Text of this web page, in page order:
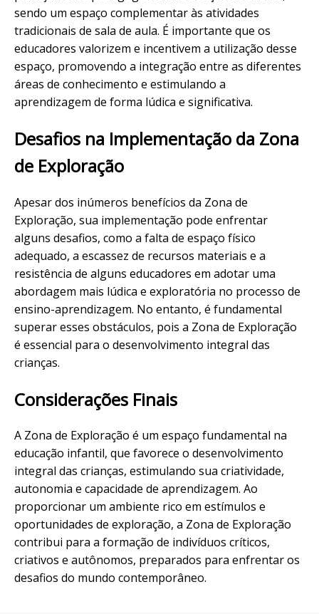
sendo um espaço complementar às atividades
tradicionais de sala de aula. É importante que os
educadores valorizem e incentivem a utilização desse
espaço, promovendo a integração entre as diferentes
áreas de conhecimento e estimulando a
aprendizagem de forma lúdica e significativa.
Desafios na Implementação da Zona
de Exploração
Apesar dos inúmeros benefícios da Zona de
Exploração, sua implementação pode enfrentar
alguns desafios, como a falta de espaço físico
adequado, a escassez de recursos materiais e a
resistência de alguns educadores em adotar uma
abordagem mais lúdica e exploratória no processo de
ensino-aprendizagem. No entanto, é fundamental
superar esses obstáculos, pois a Zona de Exploração
é essencial para o desenvolvimento integral das
crianças.
Considerações Finais
A Zona de Exploração é um espaço fundamental na
educação infantil, que favorece o desenvolvimento
integral das crianças, estimulando sua criatividade,
autonomia e capacidade de aprendizagem. Ao
proporcionar um ambiente rico em estímulos e
oportunidades de exploração, a Zona de Exploração
contribui para a formação de indivíduos críticos,
criativos e autônomos, preparados para enfrentar os
desafios do mundo contemporâneo.